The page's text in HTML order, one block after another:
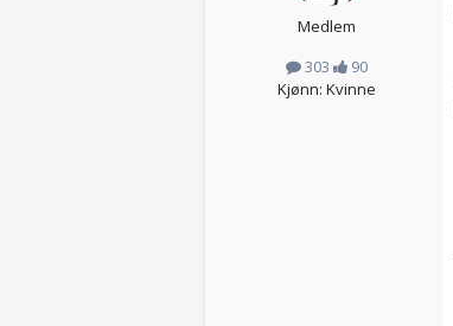
Medlem
303
90
Kjønn: Kvinne